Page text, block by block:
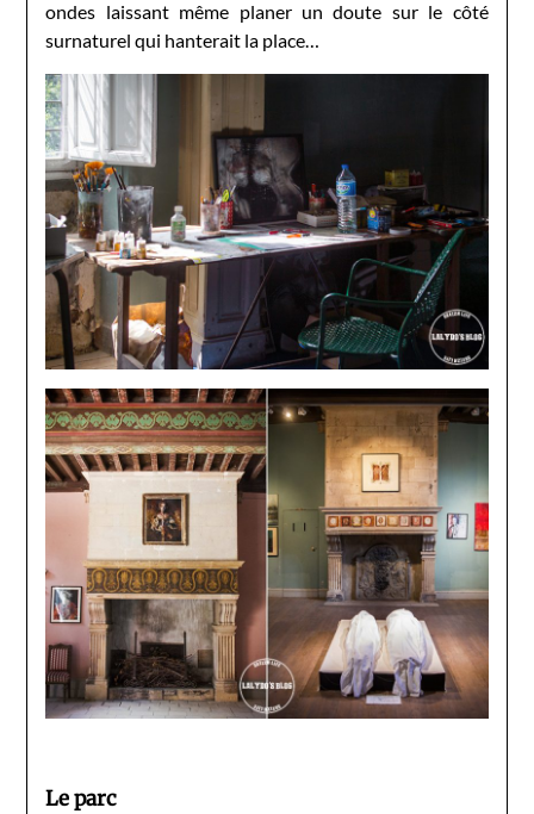
ondes laissant même planer un doute sur le côté
surnaturel qui hanterait la place…
Le parc